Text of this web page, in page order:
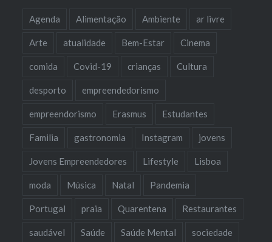
Agenda Alimentação Ambiente ar livre
Arte atualidade Bem-Estar Cinema
comida Covid-19 crianças Cultura
desporto empreendedorismo
empreendorismo Erasmus Estudantes
Familia gastronomia Instagram jovens
Jovens Empreendedores Lifestyle Lisboa
moda Música Natal Pandemia
Portugal praia Quarentena Restaurantes
saudável Saúde Saúde Mental sociedade